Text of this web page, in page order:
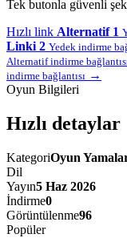
Tek butonla güvenli
Hızlı link Alternatif 1
Linki 2 Yedek indirme
Alternatif indirme
indirme bağlantısı →
Oyun Bilgileri
Hızlı detaylar
KategoriOyun
Dil
Yayın5 Haz 2026
İndirme0
Görüntülenme96
Popüler